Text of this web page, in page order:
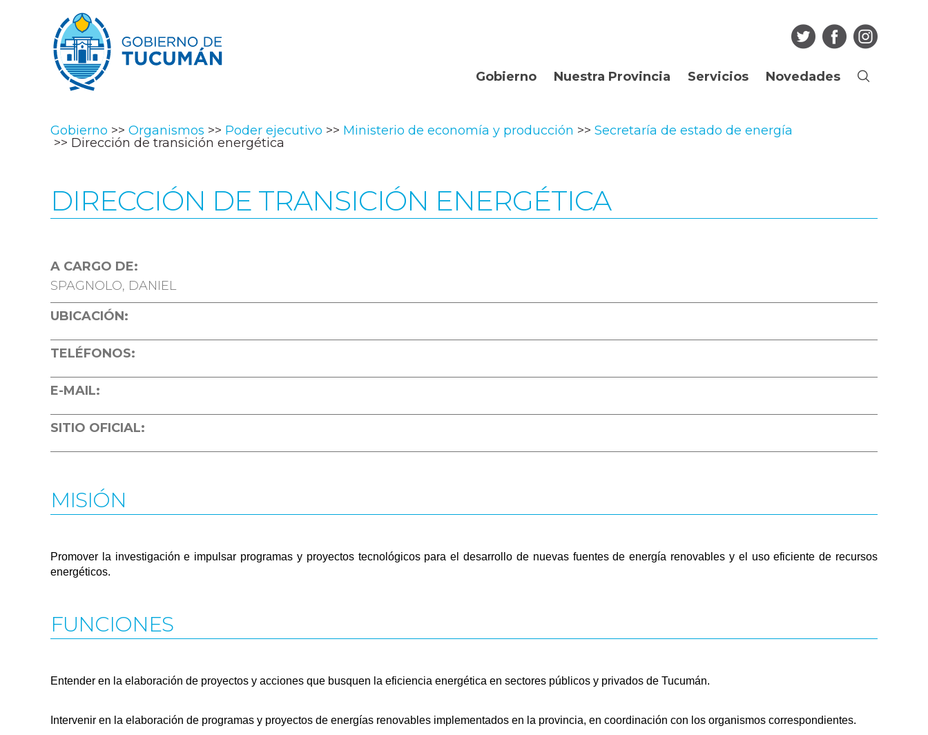
Gobierno
Gobernador
Nuestra Provincia
Departamentos
Geografía
Servicios
Guia de Trámites
Portal del Empleado
Webmail RIG
Novedades
Agenda
Gobierno Organismos Poder ejecutivo Ministerio de economía y producción
Secretaría de estado de energía
Dirección de transición energética
DIRECCIÓN DE TRANSICIÓN ENERGÉTICA
A CARGO DE:
SPAGNOLO, DANIEL
UBICACIÓN:
TELÉFONOS:
E-MAIL:
SITIO OFICIAL:
MISIÓN
Promover la investigación e impulsar programas y proyectos tecnológicos para el desarrollo de nuevas fuentes de energía renovables y el uso eficiente de recursos
energéticos.
FUNCIONES
Entender en la elaboración de proyectos y acciones que busquen la eficiencia energética en sectores públicos y privados de Tucumán.
Intervenir en la elaboración de programas y proyectos de energías renovables implementados en la provincia, en coordinación con los organismos correspondientes.